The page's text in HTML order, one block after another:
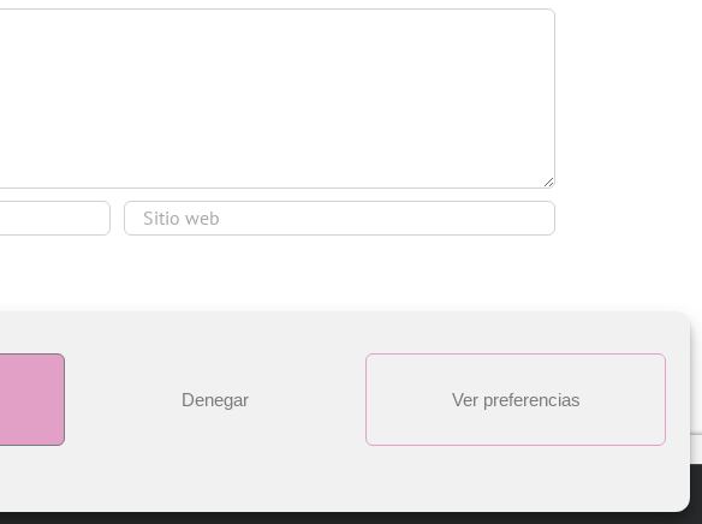
Denegar Ver preferencias